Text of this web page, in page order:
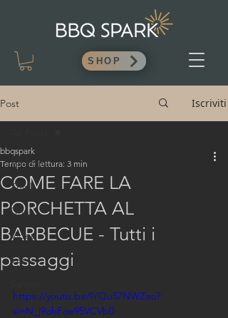
SHOP
Post Iscriviti
All Posts
Think
Drink
Video
Eat
COME FARE LA
PORCHETTA AL
BARBECUE - Tutti i
passaggi
bbqspark
Tempo di lettura: 3 min
https://youtu.be/IYQu57NWZao?
si=N_j9ohFoe95VCVb0